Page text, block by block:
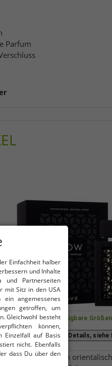
Parfum
Verfügbare Größen
OneSize (für mehr Details, siehe
Eau de Parfum
Einfachheit halber
und Inhalte
und Partnerseiten
mit Sitz in den USA
angemessenes
getroffen, um
Gleichwohl besteht
können,
Einzelfall auf Basis
nicht. Ebenfalls
dass Du über den